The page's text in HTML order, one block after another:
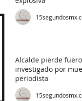
Alcalde pierde
investigado por
periodista